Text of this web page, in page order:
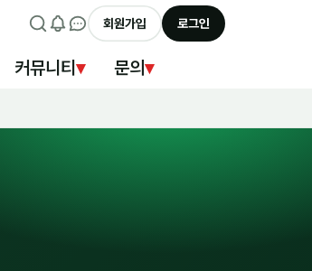
회원가입 로그인
커뮤니티 ▾ 문의▾